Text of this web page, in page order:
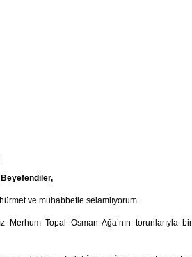
Beyefendiler,
ve muhabbetle selamlıyorum.
Merhum Topal Osman Ağa’nın torunlarıyla